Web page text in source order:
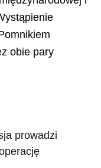
obie pary
prowadzi